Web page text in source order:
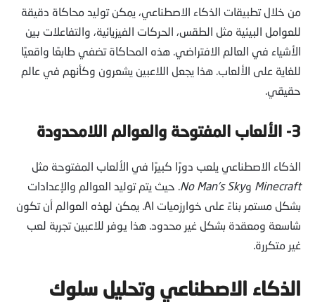
من خلال تطبيقات الذكاء الاصطناعي، يمكن توليد محاكاة دقيقة
للعوامل البيئية مثل الطقس، الحركات الفيزيائية، والتفاعلات بين
الأشياء في العالم الافتراضي. هذه المحاكاة تضفي طابعًا واقعيًا
للغاية على الألعاب. هذا يجعل اللاعبين يشعرون وكأنهم في عالم
حقيقي.
3- الألعاب المفتوحة والعوالم اللامحدودة
الذكاء الاصطناعي يلعب دورًا كبيرًا في الألعاب المفتوحة مثل
Minecraft وNo Man’s Sky. حيث يتم توليد العوالم والإعدادات
بشكل مستمر بناءً على خوارزميات AI. يمكن لهذه العوالم أن تكون
شاسعة ومعقدة بشكل غير محدود. هذا يوفر للاعبين تجربة لعب
غير متكررة.
الذكاء الاصطناعي وتحليل سلوك